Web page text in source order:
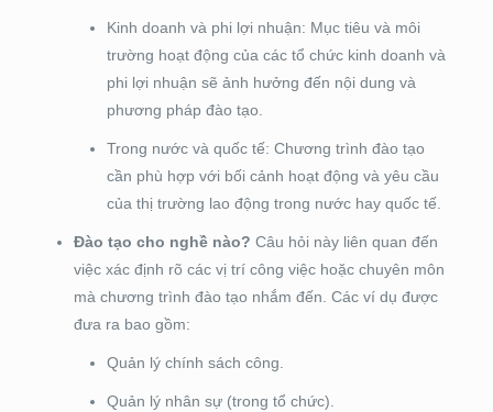
Kinh doanh và phi lợi nhuận: Mục tiêu và môi
trường hoạt động của các tổ chức kinh doanh và
phi lợi nhuận sẽ ảnh hưởng đến nội dung và
phương pháp đào tạo.
Trong nước và quốc tế: Chương trình đào tạo
cần phù hợp với bối cảnh hoạt động và yêu cầu
của thị trường lao động trong nước hay quốc tế.
Đào tạo cho nghề nào? Câu hỏi này liên quan đến
việc xác định rõ các vị trí công việc hoặc chuyên môn
mà chương trình đào tạo nhắm đến. Các ví dụ được
đưa ra bao gồm:
Quản lý chính sách công.
Quản lý nhân sự (trong tổ chức).